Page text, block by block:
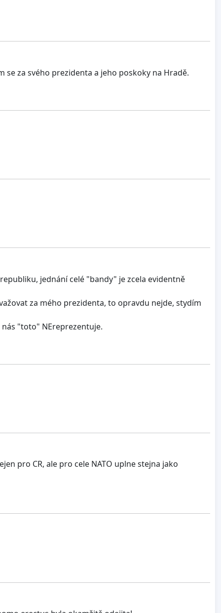
za svého prezidenta a jeho poskoky na Hradě.
jednání celé "bandy" je zcela evidentně
za mého prezidenta, to opravdu nejde, stydím
"toto" NEreprezentuje.
pro CR, ale pro cele NATO uplne stejna jako